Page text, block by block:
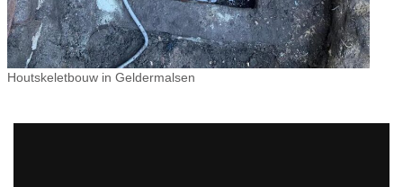
Houtskeletbouw in Geldermalsen